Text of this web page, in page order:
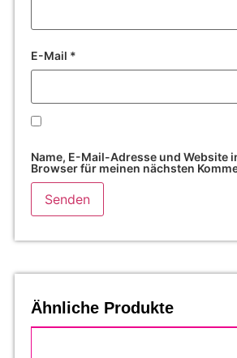
E-Mail *
Name, E-Mail-Adresse und Website
Browser für meinen nächsten
Ähnliche Produkte